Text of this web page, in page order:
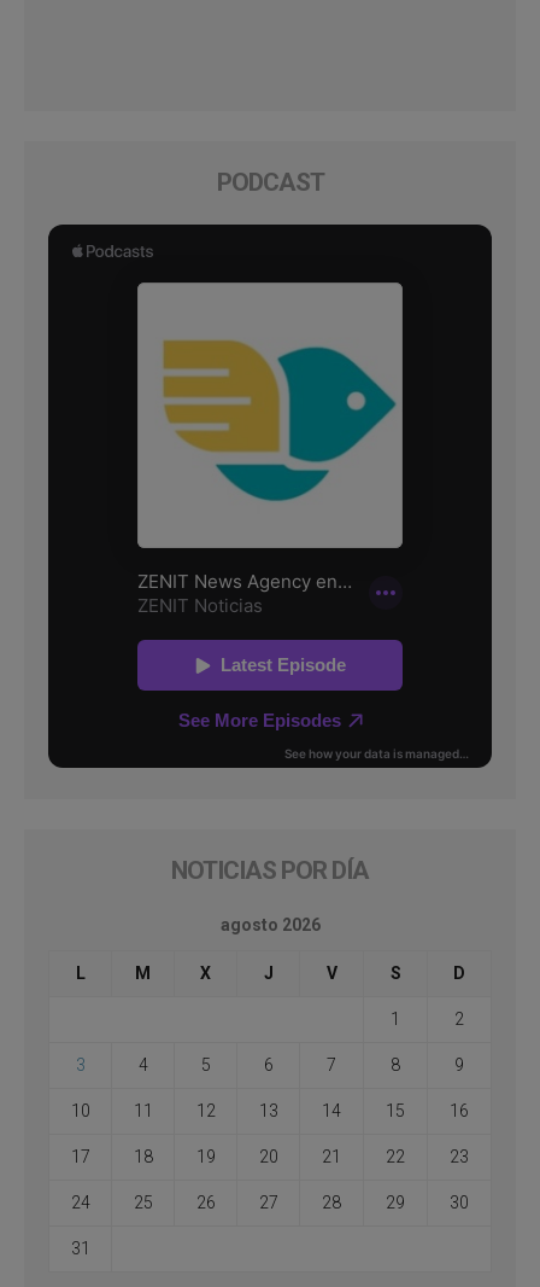
PODCAST
NOTICIAS POR DÍA
agosto 2026
L M X J V S D
1 2
3 4 5 6 7 8 9
10 11 12 13 14 15 16
17 18 19 20 21 22 23
24 25 26 27 28 29 30
31